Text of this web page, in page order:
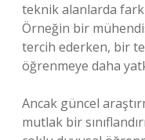
teknik alanlarda
Örneğin bir
tercih ederken, bir
öğrenmeye daha
Ancak güncel
mutlak bir